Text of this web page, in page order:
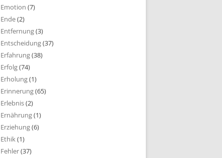
Emotion (7)
Ende(2)
Entfernung(3)
Entscheidung(37)
Erfahrung(38)
Erfolg(74)
Erholung(1)
Erinnerung(65)
Erlebnis(2)
Ernährung(1)
Erziehung(6)
Ethik(1)
Fehler(37)